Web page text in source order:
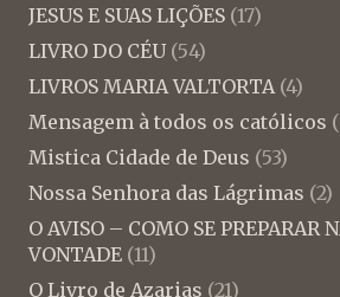
JESUS E SUAS LIÇÕES (17)
LIVRO DO CÉU (54)
LIVROS MARIA VALTORTA (4)
Mensagem à todos os católicos
Mistica Cidade de Deus (53)
Nossa Senhora das Lágrimas (2)
O AVISO – COMO SE PREPARAR
VONTADE (11)
O Livro de Azarias (21)